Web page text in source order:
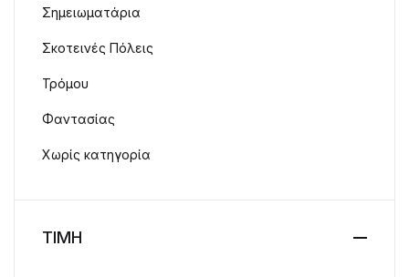
Σημειωματάρια
Σκοτεινές Πόλεις
Τρόμου
Φαντασίας
Χωρίς κατηγορία
ΤΙΜΗ